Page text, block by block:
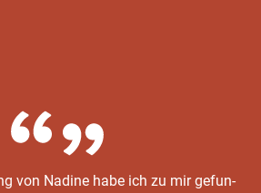
von Nadine habe ich zu mir gefun­